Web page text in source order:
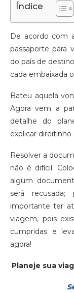
Índice
De acordo com
passaporte para
do país de
cada embaixada
Bateu aquela
Agora vem a
detalhe do
explicar
Resolver a
não é difícil.
algum
será
importante ter
viagem, pois
cumpridas e
agora!
Planeje sua